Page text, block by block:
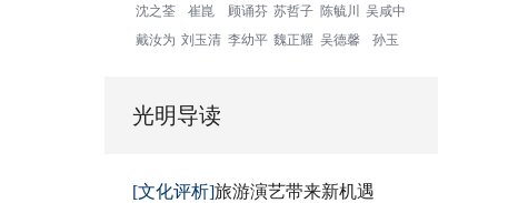
沈之荃 崔崑 顾诵芬 苏哲子 陈毓川
吴咸中
戴汝为 刘玉清 李幼平 魏正耀 吴德馨 孙玉
光明导读
[文化评析]旅游演艺带来新机遇